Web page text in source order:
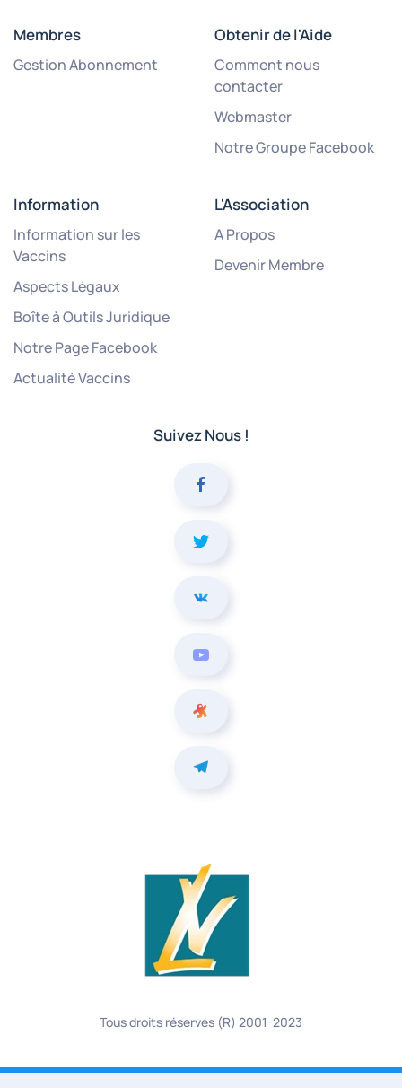
Membres
Gestion Abonnement
Obtenir de l'Aide
Comment nous
contacter
Webmaster
Notre Groupe Facebook
Information
Information sur les
Vaccins
Aspects Légaux
Boîte à Outils Juridique
Notre Page Facebook
Actualité Vaccins
L'Association
A Propos
Devenir Membre
Suivez Nous !
Tous droits réservés (R) 2001-2023